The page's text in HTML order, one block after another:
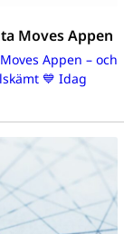
Moves Appen
Appen – och
💙 Idag